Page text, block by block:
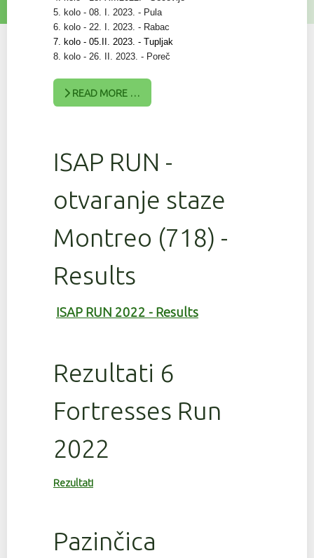
5. kolo - 08. I. 2023. - Pula
6. kolo - 22. I. 2023. - Rabac
7. kolo - 05.II. 2023. - Tupljak
8. kolo - 26. II. 2023. - Poreč
READ MORE …
ISAP RUN -
otvaranje staze
Montreo (718) -
Results
ISAP RUN 2022 - Results
Rezultati 6
Fortresses Run
2022
Rezultati
Pazinčica